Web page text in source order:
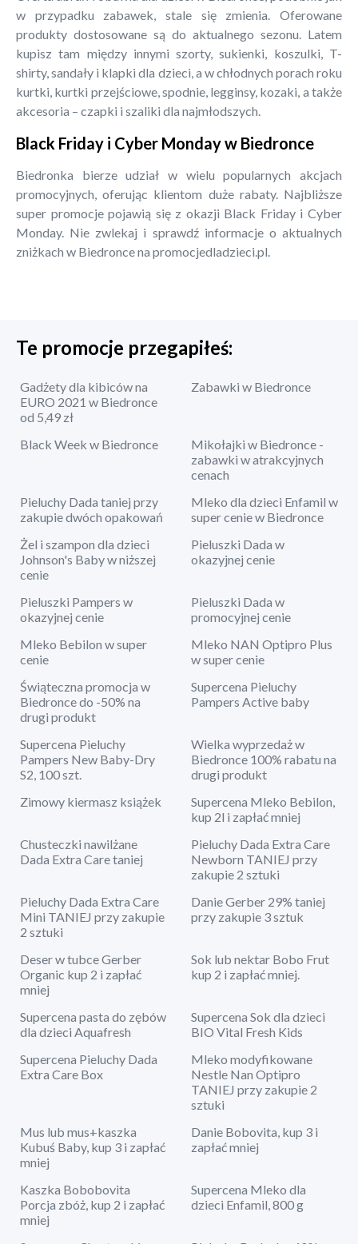
w przypadku zabawek, stale się zmienia. Oferowane
produkty dostosowane są do aktualnego sezonu. Latem
kupisz tam między innymi szorty, sukienki, koszulki, T-
shirty, sandały i klapki dla dzieci, a w chłodnych porach roku
kurtki, kurtki przejściowe, spodnie, legginsy, kozaki, a także
akcesoria – czapki i szaliki dla najmłodszych.
Black Friday i Cyber Monday w Biedronce
Biedronka bierze udział w wielu popularnych akcjach
promocyjnych, oferując klientom duże rabaty. Najbliższe
super promocje pojawią się z okazji Black Friday i Cyber
Monday. Nie zwlekaj i sprawdź informacje o aktualnych
zniżkach w Biedronce na promocjedladzieci.pl.
Te promocje przegapiłeś:
Gadżety dla kibiców na
EURO 2021 w Biedronce
od 5,49 zł
Zabawki w Biedronce
Black Week w Biedronce
Mikołajki w Biedronce -
zabawki w atrakcyjnych
cenach
Pieluchy Dada taniej przy
zakupie dwóch opakowań
Mleko dla dzieci Enfamil w
super cenie w Biedronce
Żel i szampon dla dzieci
Johnson's Baby w niższej
cenie
Pieluszki Dada w
okazyjnej cenie
Pieluszki Pampers w
okazyjnej cenie
Pieluszki Dada w
promocyjnej cenie
Mleko Bebilon w super
cenie
Mleko NAN Optipro Plus
w super cenie
Świąteczna promocja w
Biedronce do -50% na
drugi produkt
Supercena Pieluchy
Pampers Active baby
Supercena Pieluchy
Pampers New Baby-Dry
S2, 100 szt.
Wielka wyprzedaż w
Biedronce 100% rabatu na
drugi produkt
Zimowy kiermasz książek
Supercena Mleko Bebilon,
kup 2l i zapłać mniej
Chusteczki nawilżane
Dada Extra Care taniej
Pieluchy Dada Extra Care
Newborn TANIEJ przy
zakupie 2 sztuki
Pieluchy Dada Extra Care
Mini TANIEJ przy zakupie
2 sztuki
Danie Gerber 29% taniej
przy zakupie 3 sztuk
Deser w tubce Gerber
Organic kup 2 i zapłać
mniej
Sok lub nektar Bobo Frut
kup 2 i zapłać mniej.
Supercena pasta do zębów
dla dzieci Aquafresh
Supercena Sok dla dzieci
BIO Vital Fresh Kids
Supercena Pieluchy Dada
Extra Care Box
Mleko modyfikowane
Nestle Nan Optipro
TANIEJ przy zakupie 2
sztuki
Mus lub mus+kaszka
Kubuś Baby, kup 3 i zapłać
mniej
Danie Bobovita, kup 3 i
zapłać mniej
Kaszka Bobobovita
Porcja zbóż, kup 2 i zapłać
mniej
Supercena Mleko dla
dzieci Enfamil, 800 g